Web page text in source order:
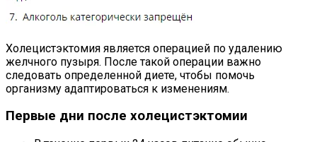
Холецистэктомия является операцией по удалению
желчного пузыря. После такой операции важно
следовать определенной диете, чтобы помочь
организму адаптироваться к изменениям.
Первые дни после холецистэктомии